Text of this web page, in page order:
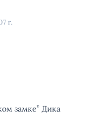
г.
замке” Дика